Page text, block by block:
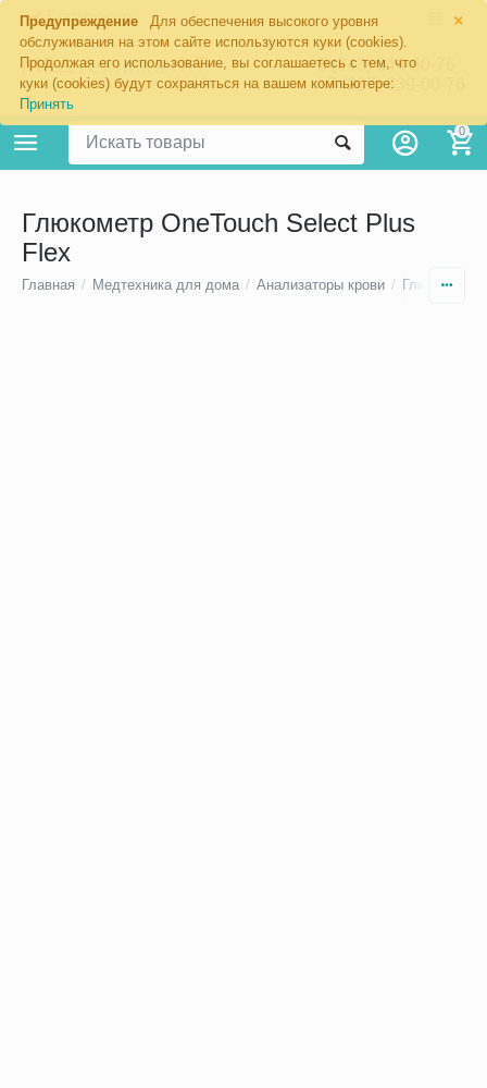
×
Предупреждение
Для обеспечения высокого уровня
обслуживания на этом сайте используются куки (cookies).
Продолжая его использование, вы соглашаетесь с тем, что
куки (cookies) будут сохраняться на вашем компьютере:
Принять
Екатеринбург
8 (343) 344-60-76
+7 (967) 639-00-76
0
Глюкометр OneTouch Select Plus
Flex
Главная / Медтехника для дома / Анализаторы крови / Глюкометры